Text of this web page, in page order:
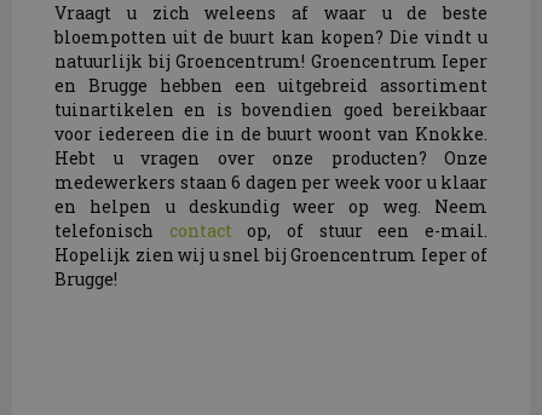
Vraagt u zich weleens af waar u de beste
bloempotten uit de buurt kan kopen? Die vindt u
natuurlijk bij Groencentrum! Groencentrum Ieper
en Brugge hebben een uitgebreid assortiment
tuinartikelen en is bovendien goed bereikbaar
voor iedereen die in de buurt woont van Knokke.
Hebt u vragen over onze producten? Onze
medewerkers staan 6 dagen per week voor u klaar
en helpen u deskundig weer op weg. Neem
telefonisch contactop, of stuur een e-mail.
Hopelijk zien wij u snel bij Groencentrum Ieper of
Brugge!